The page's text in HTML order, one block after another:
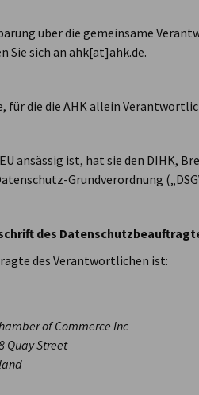
über die gemeinsame
Sie sich an ahk[at]ahk.de.
für die die AHK allein
ansässig ist, hat sie den DIHK,
Grundverordnung
des
des Verantwortlichen ist:
of Commerce Inc
Quay Street